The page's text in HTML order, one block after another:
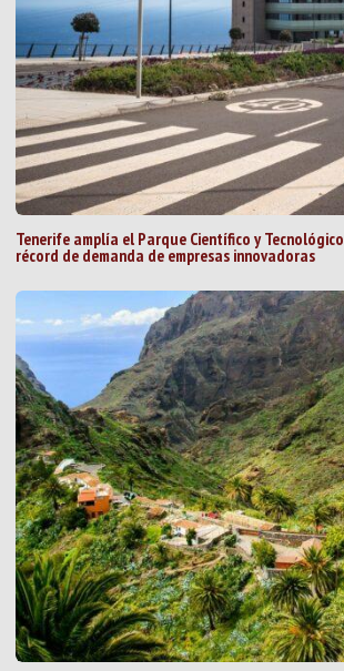
Tenerife amplía el Parque Científico y
récord de demanda de empresas innovadoras